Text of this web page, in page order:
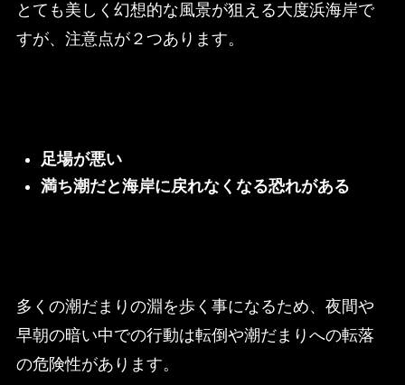
とても美しく幻想的な風景が狙える大度浜海岸で
すが、注意点が２つあります。
足場が悪い
満ち潮だと海岸に戻れなくなる恐れがある
多くの潮だまりの淵を歩く事になるため、夜間や
早朝の暗い中での行動は転倒や潮だまりへの転落
の危険性があります。